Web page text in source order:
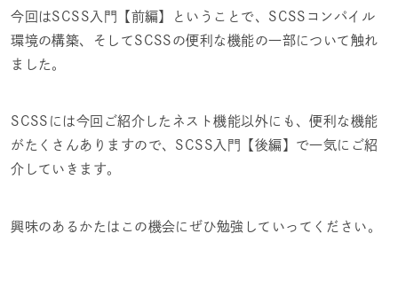
今回はSCSS入門【前編】ということで、SCSSコンパイル
環境の構築、そしてSCSSの便利な機能の一部について触れ
ました。
SCSSには今回ご紹介したネスト機能以外にも、便利な機能
がたくさんありますので、SCSS入門【後編】で一気にご紹
介していきます。
興味のあるかたはこの機会にぜひ勉強していってください。